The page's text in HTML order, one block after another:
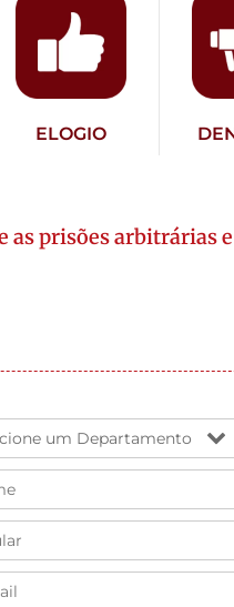
ELOGIO
as prisões arbitrárias